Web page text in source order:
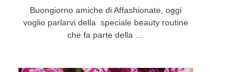
Buongiorno amiche di Affashionate, oggi
voglio parlarvi della speciale beauty routine
che fa parte della …